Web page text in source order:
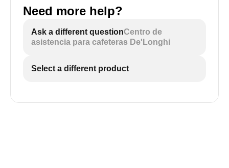
Need more help?
Ask a different questionCentro de
asistencia para cafeteras De'Longhi
Select a different product